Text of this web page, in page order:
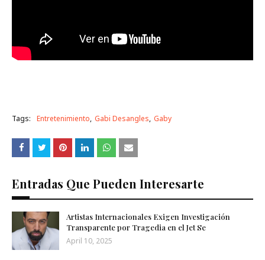
Tags: Entretenimiento Gabi Desangles Gaby
Entradas Que Pueden Interesarte
Artistas Internacionales Exigen Investigación
Transparente por Tragedia en el Jet Se
April 10, 2025